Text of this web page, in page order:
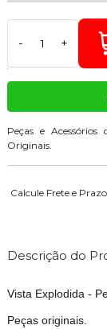
- +
Peças e
Originais.
Calcule Frete e Prazo
Descrição do
Vista Explodida -
Peças originais.